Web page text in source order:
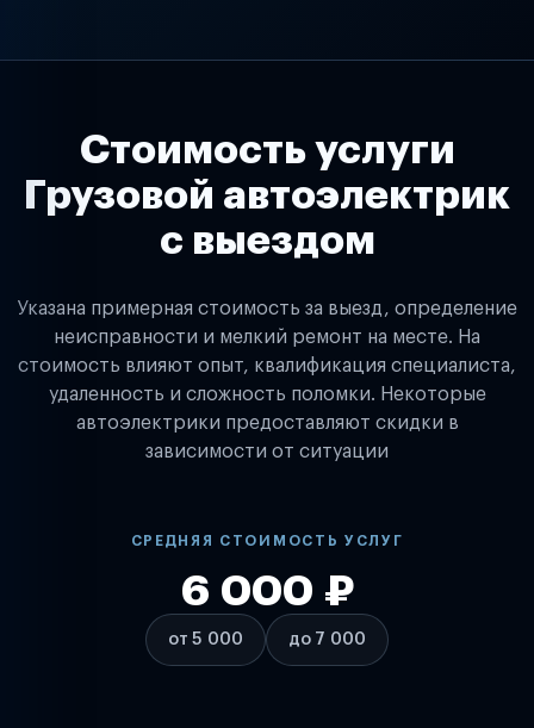
Стоимость услуги
Грузовой автоэлектрик
с выездом
Указана примерная стоимость за выезд, определение
неисправности и мелкий ремонт на месте. На
стоимость влияют опыт, квалификация специалиста,
удаленность и сложность поломки. Некоторые
автоэлектрики предоставляют скидки в
зависимости от ситуации
СРЕДНЯЯ СТОИМОСТЬ УСЛУГ
от 5 000
6 000 ₽
до 7 000